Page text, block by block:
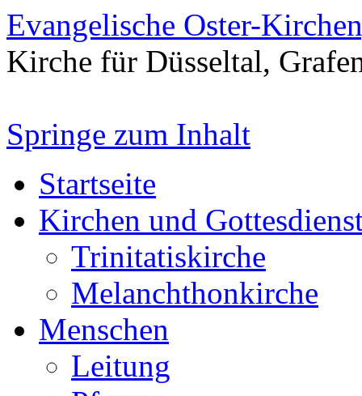
Evangelische Oster-
Kirche für Düsseltal,
Springe zum Inhalt
Startseite
Kirchen und
Trinitatiskirche
Melanchthonkirche
Menschen
Leitung